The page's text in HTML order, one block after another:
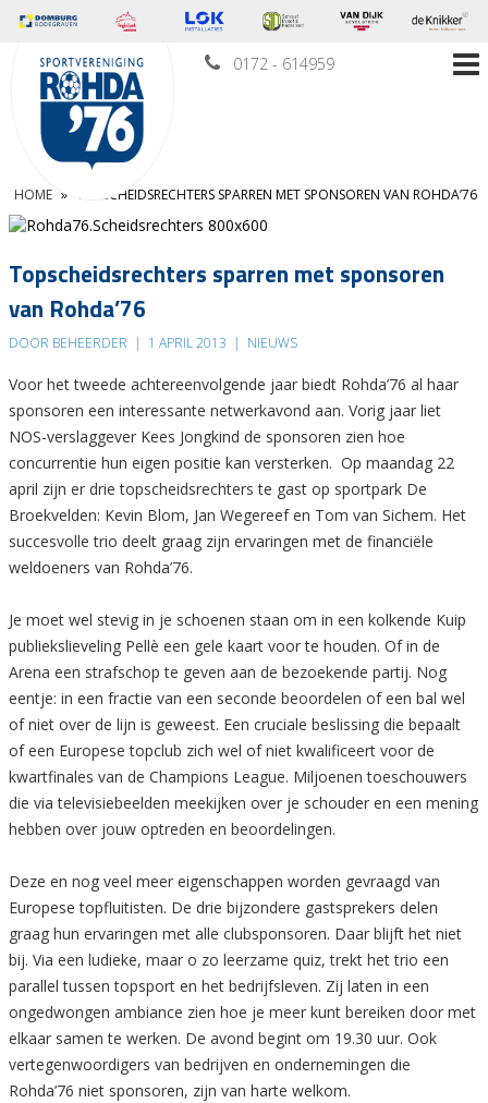
0172 - 614959
HOME » TOPSCHEIDSRECHTERS SPARREN MET SPONSOREN VAN ROHDA’76
Topscheidsrechters sparren met sponsoren
van Rohda’76
DOOR BEHEERDER | 1 APRIL 2013 | NIEUWS
Voor het tweede achtereenvolgende jaar biedt Rohda’76 al haar
sponsoren een interessante netwerkavond aan. Vorig jaar liet
NOS-verslaggever Kees Jongkind de sponsoren zien hoe
concurrentie hun eigen positie kan versterken. Op maandag 22
april zijn er drie topscheidsrechters te gast op sportpark De
Broekvelden: Kevin Blom, Jan Wegereef en Tom van Sichem. Het
succesvolle trio deelt graag zijn ervaringen met de financiële
weldoeners van Rohda’76.
Je moet wel stevig in je schoenen staan om in een kolkende Kuip
publiekslieveling Pellè een gele kaart voor te houden. Of in de
Arena een strafschop te geven aan de bezoekende partij. Nog
eentje: in een fractie van een seconde beoordelen of een bal wel
of niet over de lijn is geweest. Een cruciale beslissing die bepaalt
of een Europese topclub zich wel of niet kwalificeert voor de
kwartfinales van de Champions League. Miljoenen toeschouwers
die via televisiebeelden meekijken over je schouder en een mening
hebben over jouw optreden en beoordelingen.
Deze en nog veel meer eigenschappen worden gevraagd van
Europese topfluitisten. De drie bijzondere gastsprekers delen
graag hun ervaringen met alle clubsponsoren. Daar blijft het niet
bij. Via een ludieke, maar o zo leerzame quiz, trekt het trio een
parallel tussen topsport en het bedrijfsleven. Zij laten in een
ongedwongen ambiance zien hoe je meer kunt bereiken door met
elkaar samen te werken. De avond begint om 19.30 uur. Ook
vertegenwoordigers van bedrijven en ondernemingen die
Rohda’76 niet sponsoren, zijn van harte welkom.